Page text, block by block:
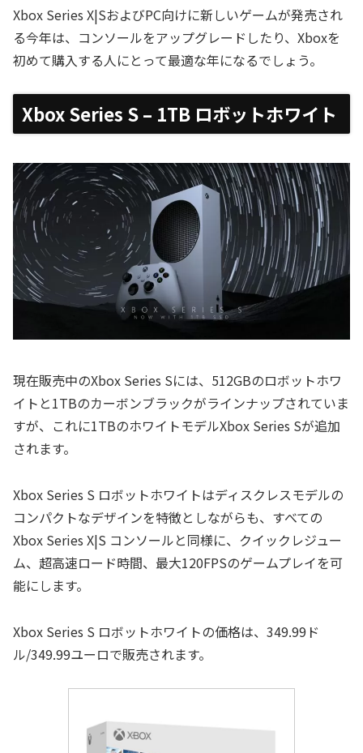
Xbox Series X|SおよびPC向けに新しいゲームが発売され
る今年は、コンソールをアップグレードしたり、Xboxを
初めて購入する人にとって最適な年になるでしょう。
Xbox Series S– 1TB ロボットホワイト
現在販売中のXbox Series Sには、512GBのロボットホワ
イトと1TBのカーボンブラックがラインナップされていま
すが、これに1TBのホワイトモデルXbox Series Sが追加
されます。
Xbox Series S ロボットホワイトはディスクレスモデルの
コンパクトなデザインを特徴としながらも、すべての
Xbox Series X|S コンソールと同様に、クイックレジュー
ム、超高速ロード時間、最大120FPSのゲームプレイを可
能にします。
Xbox Series S ロボットホワイトの価格は、349.99ド
ル/349.99ユーロで販売されます。